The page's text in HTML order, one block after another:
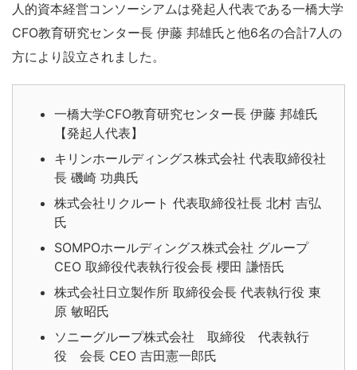
人的資本経営コンソーシアムは発起人代表である一橋大学
CFO教育研究センター長 伊藤 邦雄氏と他6名の合計7人の
方により設立されました。
一橋大学CFO教育研究センター長 伊藤 邦雄氏
【発起人代表】
キリンホールディングス株式会社 代表取締役社
長 磯崎 功典氏
株式会社リクルート 代表取締役社長 北村 吉弘
氏
SOMPOホールディングス株式会社 グループ
CEO 取締役代表執行役会長 櫻田 謙悟氏
株式会社日立製作所 取締役会長 代表執行役 東
原 敏昭氏
ソニーグループ株式会社 取締役 代表執行
役 会長 CEO 吉田憲一郎氏